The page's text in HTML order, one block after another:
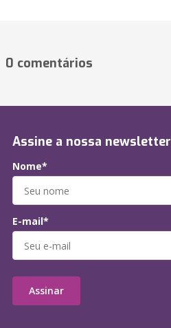
0 comentários
Assine a nossa newsletter
Nome*
E-mail*
Assinar